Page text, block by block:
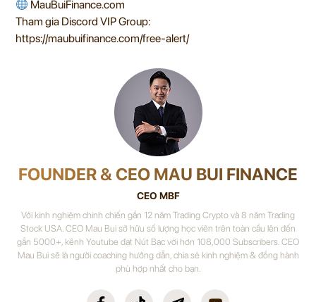
MauBuiFinance.com
Tham gia Discord VIP Group:
https://maubuifinance.com/free-alert/
FOUNDER & CEO MAU BUI FINANCE
CEO MBF
Với kinh nghiệm chinh chiến gần 12 năm Trading Crypto và 8 năm Trading
Stock USA. CEO Mau Bui sở hữu số lượng học viên trên toàn cầu lên đến
gần 5000+, kênh Youtube đạt Nút Bạc với hơn 108,000 Subscribers. CEO
Mau Bui sẽ là người coaching hướng dẫn, chia sẻ kinh nghiệm & đồng hành
phù hợp nhất cho bạn.